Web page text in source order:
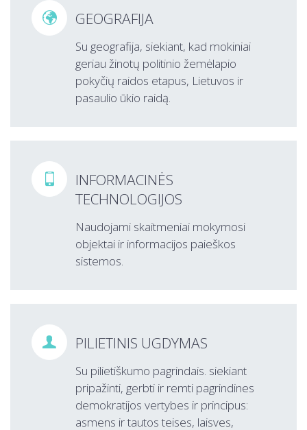
 GEOGRAFIJA
Su geografija, siekiant, kad mokiniai
geriau žinotų politinio žemėlapio
pokyčių raidos etapus, Lietuvos ir
pasaulio ūkio raidą.

INFORMACINĖS
TECHNOLOGIJOS
Naudojami skaitmeniai mokymosi
objektai ir informacijos paieškos
sistemos.
 PILIETINIS UGDYMAS
Su pilietiškumo pagrindais. siekiant
pripažinti, gerbti ir remti pagrindines
demokratijos vertybes ir principus:
asmens ir tautos teises, laisves,